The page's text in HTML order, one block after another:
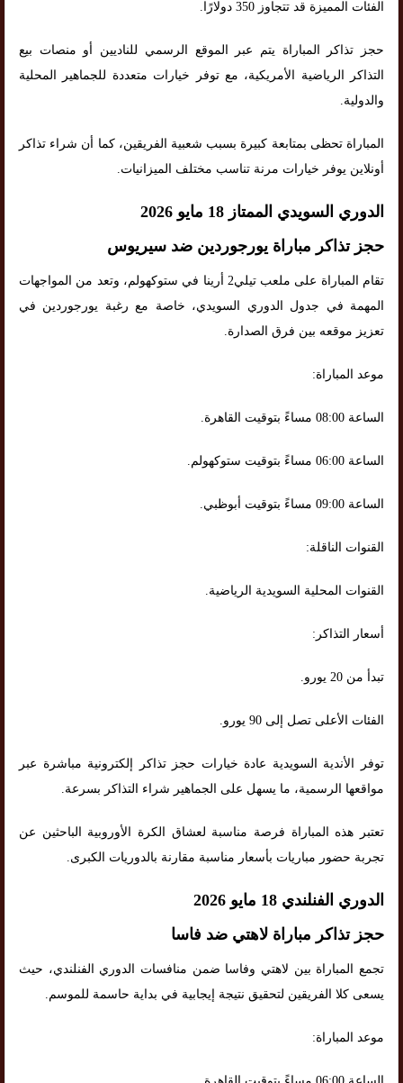
الفئات المميزة قد تتجاوز 350 دولارًا.
حجز تذاكر المباراة يتم عبر الموقع الرسمي للناديين أو منصات بيع
التذاكر الرياضية الأمريكية، مع توفر خيارات متعددة للجماهير المحلية
والدولية.
المباراة تحظى بمتابعة كبيرة بسبب شعبية الفريقين، كما أن شراء تذاكر
أونلاين يوفر خيارات مرنة تناسب مختلف الميزانيات.
الدوري السويدي الممتاز 18 مايو 2026
حجز تذاكر مباراة يورجوردين ضد سيريوس
تقام المباراة على ملعب تيلي2 أرينا في ستوكهولم، وتعد من المواجهات
المهمة في جدول الدوري السويدي، خاصة مع رغبة يورجوردين في
تعزيز موقعه بين فرق الصدارة.
موعد المباراة:
الساعة 08:00 مساءً بتوقيت القاهرة.
الساعة 06:00 مساءً بتوقيت ستوكهولم.
الساعة 09:00 مساءً بتوقيت أبوظبي.
القنوات الناقلة:
القنوات المحلية السويدية الرياضية.
أسعار التذاكر:
تبدأ من 20 يورو.
الفئات الأعلى تصل إلى 90 يورو.
توفر الأندية السويدية عادة خيارات حجز تذاكر إلكترونية مباشرة عبر
مواقعها الرسمية، ما يسهل على الجماهير شراء التذاكر بسرعة.
تعتبر هذه المباراة فرصة مناسبة لعشاق الكرة الأوروبية الباحثين عن
تجربة حضور مباريات بأسعار مناسبة مقارنة بالدوريات الكبرى.
الدوري الفنلندي 18 مايو 2026
حجز تذاكر مباراة لاهتي ضد فاسا
تجمع المباراة بين لاهتي وفاسا ضمن منافسات الدوري الفنلندي، حيث
يسعى كلا الفريقين لتحقيق نتيجة إيجابية في بداية حاسمة للموسم.
موعد المباراة: